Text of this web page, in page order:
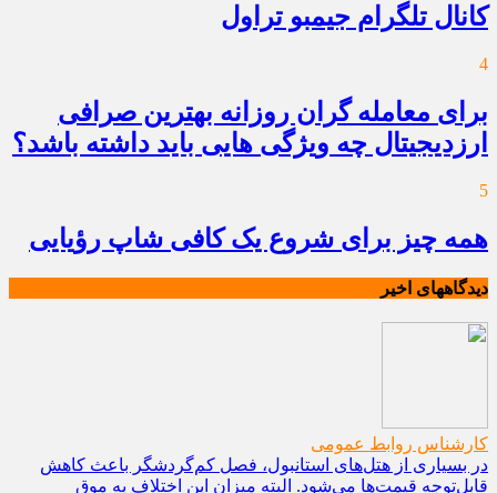
کانال تلگرام جیمبو تراول
4
برای معامله گران روزانه بهترین صرافی
ارزدیجیتال چه ویژگی هایی باید داشته باشد؟
5
همه چیز برای شروع یک کافی شاپ رؤیایی
دیدگاههای اخیر
کارشناس روابط عمومی
در بسیاری از هتل‌های استانبول، فصل کم‌گردشگر باعث کاهش
قابل‌توجه قیمت‌ها می‌شود. البته میزان این اختلاف به موق